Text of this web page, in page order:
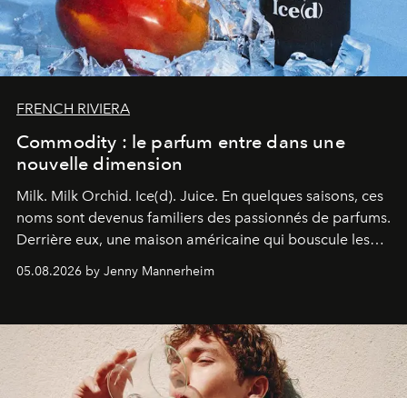
FRENCH RIVIERA
Commodity : le parfum entre dans une
nouvelle dimension
Milk. Milk Orchid. Ice(d). Juice. En quelques saisons, ces
noms sont devenus familiers des passionnés de parfums.
Derrière eux, une maison américaine qui bouscule les
codes de la parfumerie contemporaine en proposant
une approche aussi intuitive que personnelle :
05.08.2026 by Jenny Mannerheim